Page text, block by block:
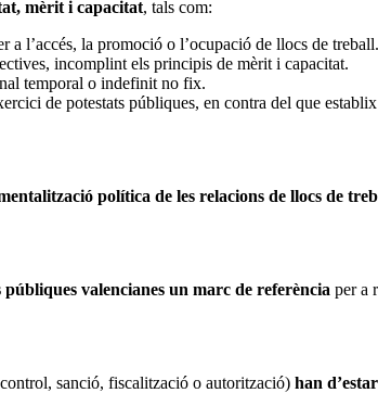
mèrit i capacitat, tals com:
l’accés, la promoció o l’ocupació de llocs de treball.
incomplint els principis de mèrit i capacitat.
temporal o indefinit no fix.
de potestats públiques, en contra del que
política de les relacions de llocs de
valencianes un marc de referència per a
sanció, fiscalització o autorització) han